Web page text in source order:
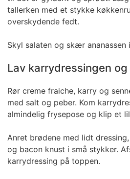
tallerken med et stykke
overskydende fedt.
Skyl salaten og skær ananassen
Lav karrydressingen
Rør creme fraiche, karry og
med salt og peber. Kom
almindelig frysepose og klip et
Anret brødene med lidt
og bacon knust i små stykker.
karrydressing på toppen.